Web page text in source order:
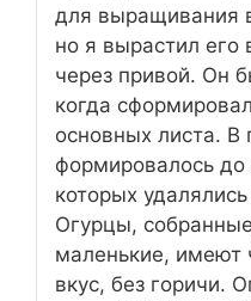
для выращивания
но я вырастил его
через привой. Он
когда
основных листа. В
формировалось до
которых
Огурцы,
маленькие, имеют
вкус, без горичи.